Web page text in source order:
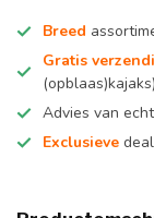
Breed
Gratis
(opblaas)kajaks)
Advies van
Exclusieve